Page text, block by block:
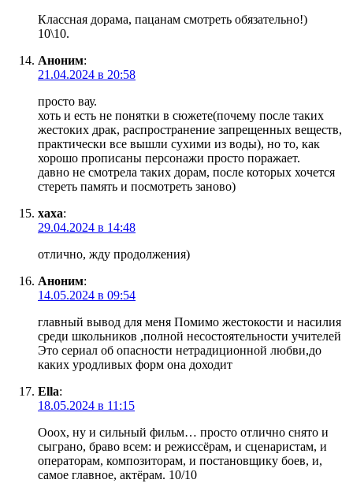
Классная дорама, пацанам смотреть обязательно!)
10\10.
Аноним:
21.04.2024 в 20:58
просто вау.
хоть и есть не понятки в сюжете(почему после таких
жестоких драк, распространение запрещенных веществ,
практически все вышли сухими из воды), но то, как
хорошо прописаны персонажи просто поражает.
давно не смотрела таких дорам, после которых хочется
стереть память и посмотреть заново)
хаха:
29.04.2024 в 14:48
отлично, жду продолжения)
Аноним:
14.05.2024 в 09:54
главный вывод для меня Помимо жестокости и насилия
среди школьников ,полной несостоятельности учителей
Это сериал об опасности нетрадиционной любви,до
каких уродливых форм она доходит
Ella:
18.05.2024 в 11:15
Ооох, ну и сильный фильм… просто отлично снято и
сыграно, браво всем: и режиссёрам, и сценаристам, и
операторам, композиторам, и постановщику боев, и,
самое главное, актёрам. 10/10